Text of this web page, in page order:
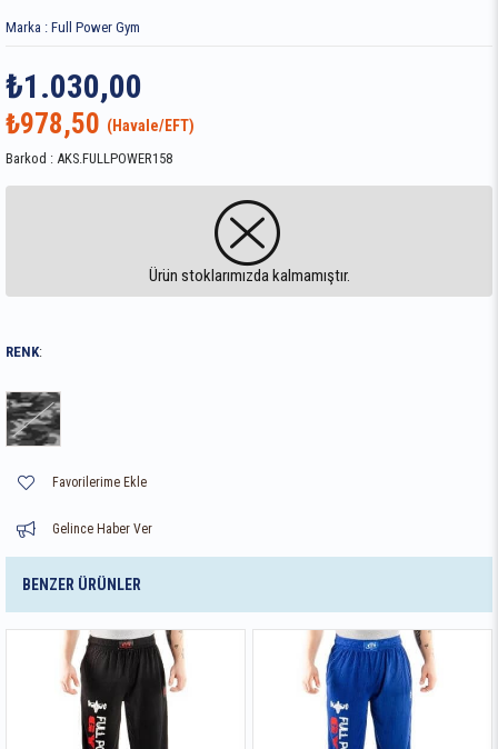
Marka : Full Power Gym
₺1.030,00
₺978,50
Barkod : AKS.FULLPOWER158
Ürün stoklarımızda kalmamıştır.
RENK:
Favorilerime Ekle
Gelince Haber Ver
BENZER ÜRÜNLER